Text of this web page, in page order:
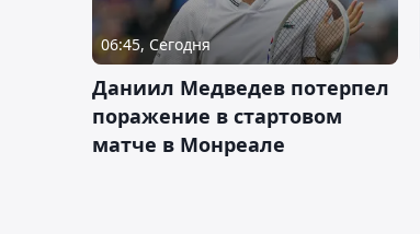
06:45, Сегодня
Даниил Медведев потерпел
поражение в стартовом
матче в Монреале